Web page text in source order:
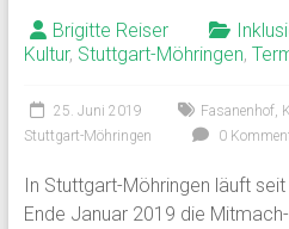
Brigitte Reiser
Kultur, Stuttgart-Möhringen,
25. Juni 2019 Fasanenhof,
Stuttgart-Möhringen
0
In Stuttgart-Möhringen läuft seit
Ende Januar 2019 die Mitmach-